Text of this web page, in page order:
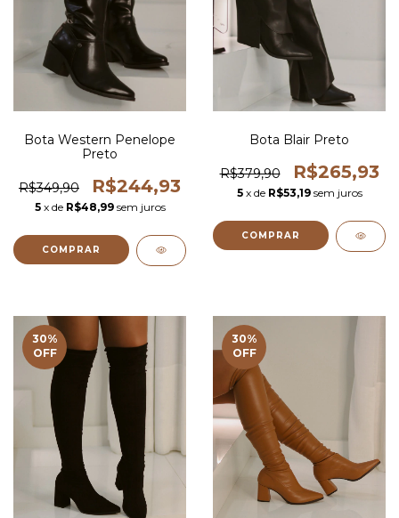
Bota Western Penelope
Preto
R$349,90 R$244,93
5 x de R$48,99 sem juros
COMPRAR
Bota Blair Preto
R$379,90 R$265,93
5 x de R$53,19 sem juros
COMPRAR
30%
OFF
30%
OFF